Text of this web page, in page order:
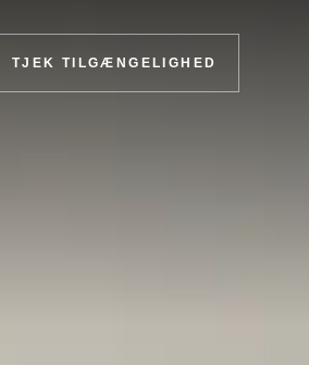
TJEK TILGÆNGELIGHED